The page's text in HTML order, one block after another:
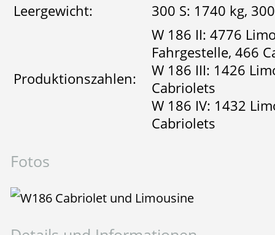
Leergewicht:
300 S: 1740 kg,
Produktionszahlen:
W 186 II: 4776
Fahrgestelle, 466
W 186 III: 1426
Cabriolets
W 186 IV: 1432
Cabriolets
Fotos